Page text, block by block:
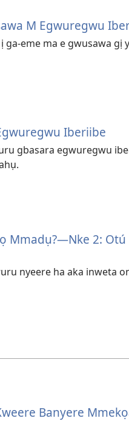
M Egwuregwu
eme ma e gwusawa gị
Iberiibe
gbasara egwuregwu
Mmadụ?​—Nke 2: Otú
nyeere ha aka inweta
Banyere